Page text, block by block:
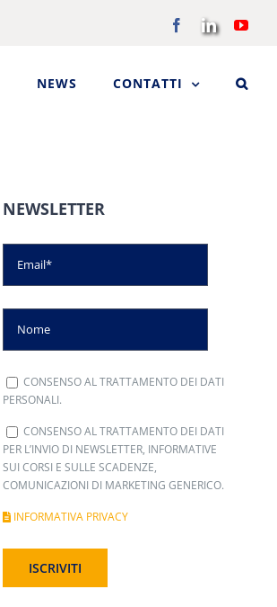
FacebookLinkedIn
NEWS CONTATTI
NEWSLETTER
CONSENSO AL TRATTAMENTO DEI DATI
PERSONALI.
CONSENSO AL TRATTAMENTO DEI DATI
PER L’INVIO DI NEWSLETTER, INFORMATIVE
SUI CORSI E SULLE SCADENZE,
COMUNICAZIONI DI MARKETING GENERICO.
INFORMATIVA PRIVACY